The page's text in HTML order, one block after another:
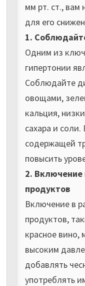
мм рт. ст., вам
для его
1.
Одним из
гипертонии
Соблюдайте
овощами,
кальция,
сахара и
содержащей
повысить
2. Включение
продуктов
Включение в
продуктов,
красное вино,
высоким
добавлять
употреблять